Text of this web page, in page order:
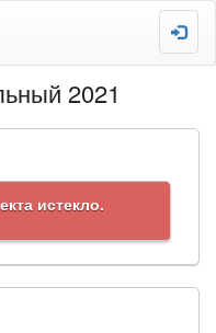
2021
истекло.